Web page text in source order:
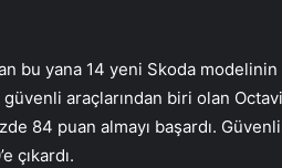
bu yana 14 yeni Skoda modelinin
güvenli araçlarından biri olan
84 puan almayı başardı.
çıkardı.